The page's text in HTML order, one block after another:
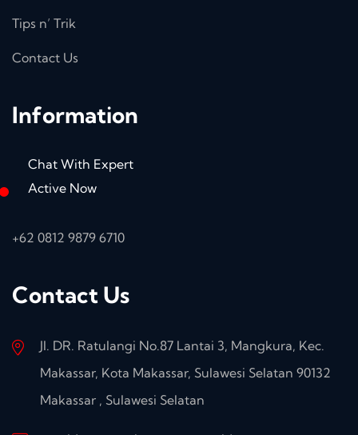
Tips n’ Trik
Contact Us
Information
Chat With Expert
Active Now
+62 0812 9879 6710
Contact Us
Jl. DR. Ratulangi No.87 Lantai 3, Mangkura, Kec.
Makassar, Kota Makassar, Sulawesi Selatan 90132
Makassar , Sulawesi Selatan